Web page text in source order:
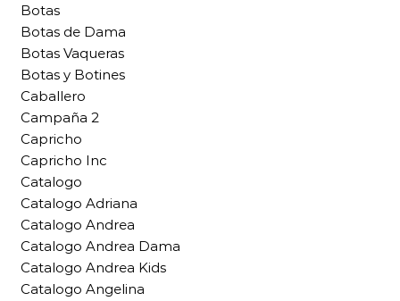
Botas
Botas de Dama
Botas Vaqueras
Botas y Botines
Caballero
Campaña 2
Capricho
Capricho Inc
Catalogo
Catalogo Adriana
Catalogo Andrea
Catalogo Andrea Dama
Catalogo Andrea Kids
Catalogo Angelina